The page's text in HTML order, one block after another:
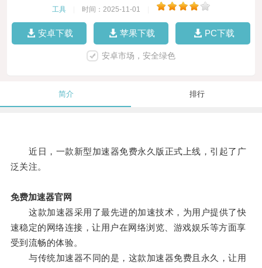
工具 时间：2025-11-01
安卓下载 苹果下载 PC下载
安卓市场，安全绿色
简介 排行
近日，一款新型加速器免费永久版正式上线，引起了广
泛关注。
免费加速器官网
这款加速器采用了最先进的加速技术，为用户提供了快
速稳定的网络连接，让用户在网络浏览、游戏娱乐等方面享
受到流畅的体验。
与传统加速器不同的是，这款加速器免费且永久，让用